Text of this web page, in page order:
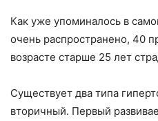
Как уже упоминалось в
очень распространено, 40
возрасте старше 25 лет
Существует два типа
вторичный. Первый